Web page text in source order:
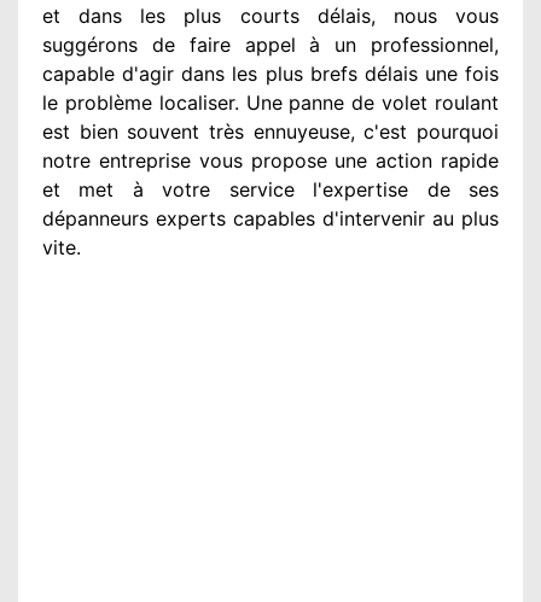
et dans les plus courtsdélais, nous vous
suggérons de faire appel à un professionnel,
capable d'agir dans les plus brefs délais une fois
le problèmelocaliser. Une panne de volet roulant
est bien souvent très ennuyeuse, c'est pourquoi
notre entreprisevous propose une action rapide
et met à votre servicel'expertise de ses
dépanneurs experts capables d'intervenir au plus
vite.